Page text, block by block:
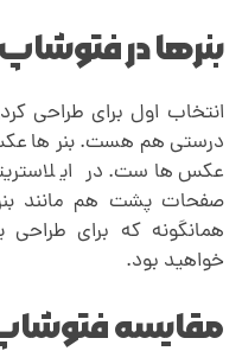
بنرها در فتوشاپ
انتخاب اول برای طراحی
درستی هم هست. بنر ها
عکس هاست. در
صفحات پشت هم مانند
همانگونه که برای طراحی
خواهید بود.
مقایسه فتوشاپ